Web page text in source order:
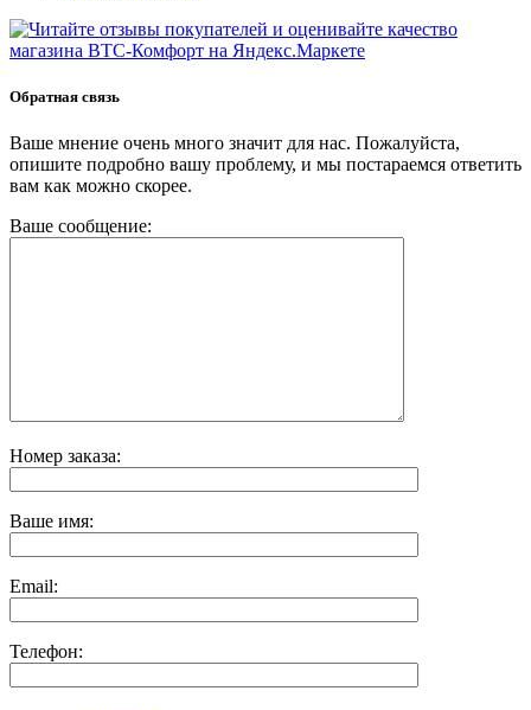
Обратная связь
Ваше мнение очень много значит для нас. Пожалуйста,
опишите подробно вашу проблему, и мы постараемся ответить
вам как можно скорее.
Ваше сообщение:
Номер заказа:
Ваше имя:
Email:
Телефон: